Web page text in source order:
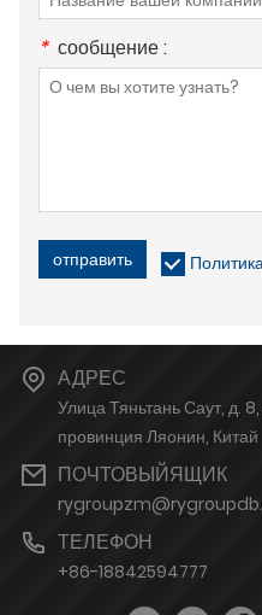
* сообщение :
отправить
АДРЕС
Улица Тяньтань Саут, д.
провинция Ляонин, Китай
ПОЧТОВЫЙЯЩИК
ТЕЛЕФОН
+86-18842594777